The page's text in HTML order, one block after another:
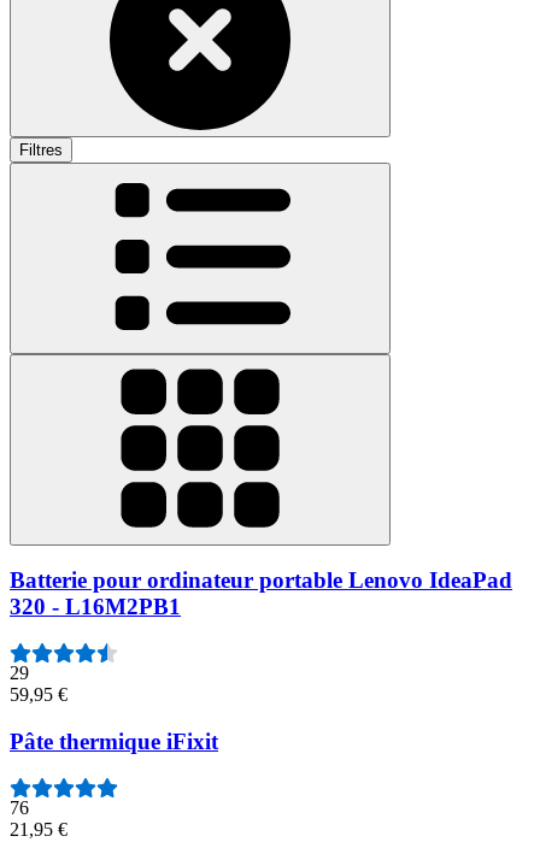
Filtres
Batterie pour ordinateur portable Lenovo IdeaPad
320 - L16M2PB1
29
59,95 €
Pâte thermique iFixit
76
21,95 €